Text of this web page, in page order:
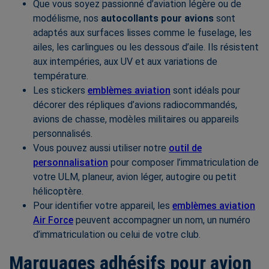
Que vous soyez passionné d’aviation légère ou de
modélisme, nos autocollants pour avions sont
adaptés aux surfaces lisses comme le fuselage, les
ailes, les carlingues ou les dessous d’aile. Ils résistent
aux intempéries, aux UV et aux variations de
température.
Les stickers emblèmes aviation sont idéals pour
décorer des répliques d’avions radiocommandés,
avions de chasse, modèles militaires ou appareils
personnalisés.
Vous pouvez aussi utiliser notre outil de
personnalisation pour composer l’immatriculation de
votre ULM, planeur, avion léger, autogire ou petit
hélicoptère.
Pour identifier votre appareil, les emblèmes aviation
Air Force peuvent accompagner un nom, un numéro
d’immatriculation ou celui de votre club.
Marquages adhésifs pour avion